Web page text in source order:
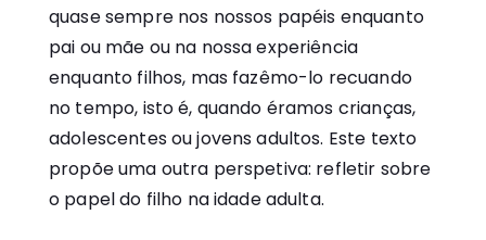
quase sempre nos nossos papéis enquanto
pai ou mãe ou na nossa experiência
enquanto filhos, mas fazêmo-lo recuando
no tempo, isto é, quando éramos crianças,
adolescentes ou jovens adultos. Este texto
propõe uma outra perspetiva: refletir sobre
o papel do filho na idade adulta.